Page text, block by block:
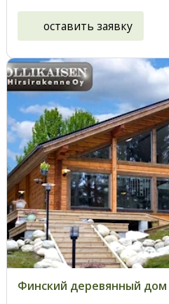
оставить заявку
Финский деревянный дом